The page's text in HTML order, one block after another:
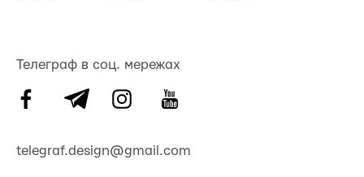
Телеграф в соц. мережах
telegraf.design@gmail.com